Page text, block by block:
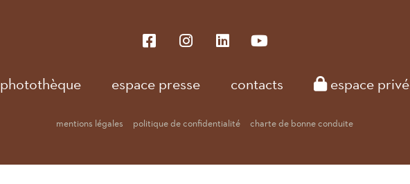
photothèque espace presse contacts espace privé
mentions légales politique de confidentialité charte de bonne conduite